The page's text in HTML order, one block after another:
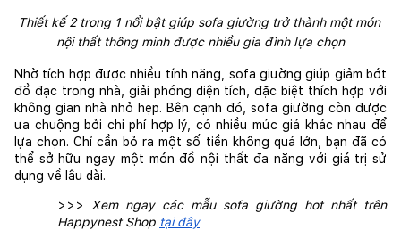
Thiết kế 2 trong 1 nổi bật giúp sofa giường trở thành một món
nội thất thông minh được nhiều gia đình lựa chọn
Nhờ tích hợp được nhiều tính năng, sofa giường giúp giảm bớt
đồ đạc trong nhà, giải phóng diện tích, đặc biệt thích hợp với
không gian nhà nhỏ hẹp. Bên cạnh đó, sofa giường còn được
ưa chuộng bởi chi phí hợp lý, có nhiều mức giá khác nhau để
lựa chọn. Chỉ cần bỏ ra một số tiền không quá lớn, bạn đã có
thể sở hữu ngay một món đồ nội thất đa năng với giá trị sử
dụng về lâu dài.
>>> Xem ngay các mẫu sofa giường hot nhất trên
Happynest Shop tại đây